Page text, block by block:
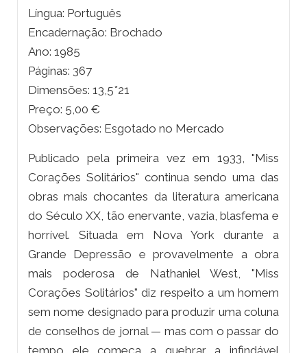
Língua: Português
Encadernação: Brochado
Ano: 1985
Páginas: 367
Dimensões: 13,5*21
Preço: 5,00 €
Observações: Esgotado no Mercado
Publicado pela primeira vez em 1933, "Miss
Corações Solitários" continua sendo uma das
obras mais chocantes da literatura americana
do Século XX, tão enervante, vazia, blasfema e
horrível. Situada em Nova York durante a
Grande Depressão e provavelmente a obra
mais poderosa de Nathaniel West, "Miss
Corações Solitários" diz respeito a um homem
sem nome designado para produzir uma coluna
de conselhos de jornal — mas com o passar do